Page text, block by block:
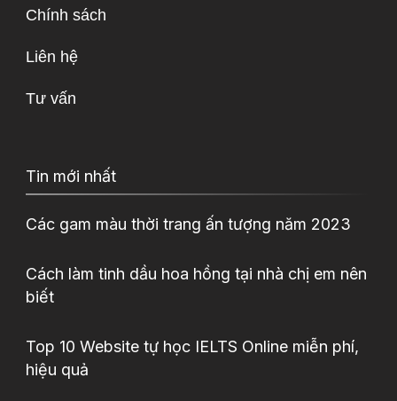
Chính sách
Liên hệ
Tư vấn
Tin mới nhất
Các gam màu thời trang ấn tượng năm 2023
Cách làm tinh dầu hoa hồng tại nhà chị em nên
biết
Top 10 Website tự học IELTS Online miễn phí,
hiệu quả